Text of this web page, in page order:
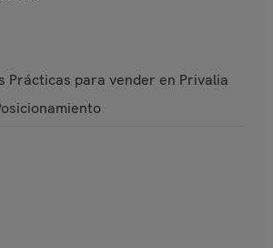
Prácticas para vender en Privalia